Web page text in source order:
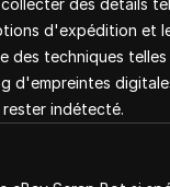
des détails
d'expédition et
des techniques
d'empreintes
indétecté.